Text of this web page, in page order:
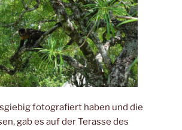
fotografiert haben und die
gab es auf der Terasse des